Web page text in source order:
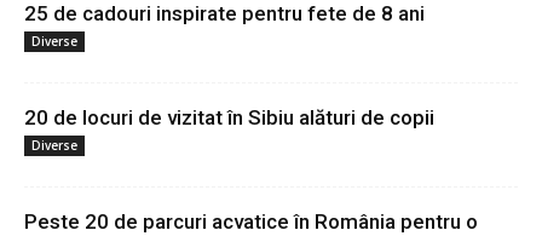
25 de cadouri inspirate pentru fete de 8 ani
Diverse
20 de locuri de vizitat în Sibiu alături de copii
Diverse
Peste 20 de parcuri acvatice în România pentru o